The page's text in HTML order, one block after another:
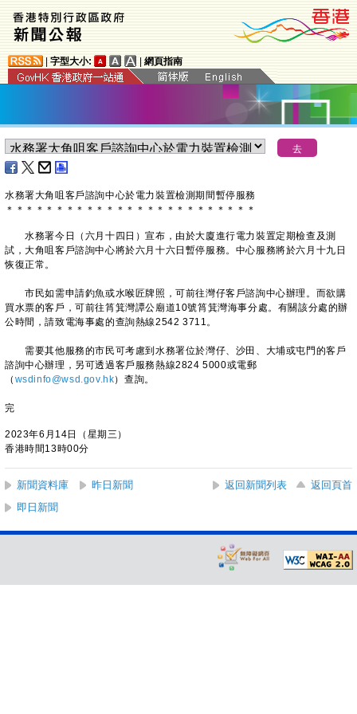
字型大小: 網頁指南
​水務署大角咀客戶諮詢中心於電力裝置檢測期間暫停服務
＊ ＊ ＊ ＊ ＊ ＊ ＊ ＊ ＊ ＊ ＊ ＊ ＊ ＊ ＊ ＊ ＊ ＊ ＊ ＊ ＊ ＊ ＊ ＊ ＊
水務署今日（六月十四日）宣布，由於大廈進行電力裝置定期檢查及測
試，大角咀客戶諮詢中心將於六月十六日暫停服務。中心服務將於六月十九日
恢復正常。
市民如需申請釣魚或水喉匠牌照，可前往灣仔客戶諮詢中心辦理。而欲購
買水票的客戶，可前往筲箕灣譚公廟道10號筲箕灣海事分處。有關該分處的辦
公時間，請致電海事處的查詢熱線2542 3711。
需要其他服務的市民可考慮到水務署位於灣仔、沙田、大埔或屯門的客戶
諮詢中心辦理，另可透過客戶服務熱線2824 5000或電郵
（ wsdinfo@wsd.gov.hk）查詢。
完
2023年6月14日（星期三）
香港時間13時00分
新聞資料庫 昨日新聞 返回新聞列表
返回頁首
即日新聞